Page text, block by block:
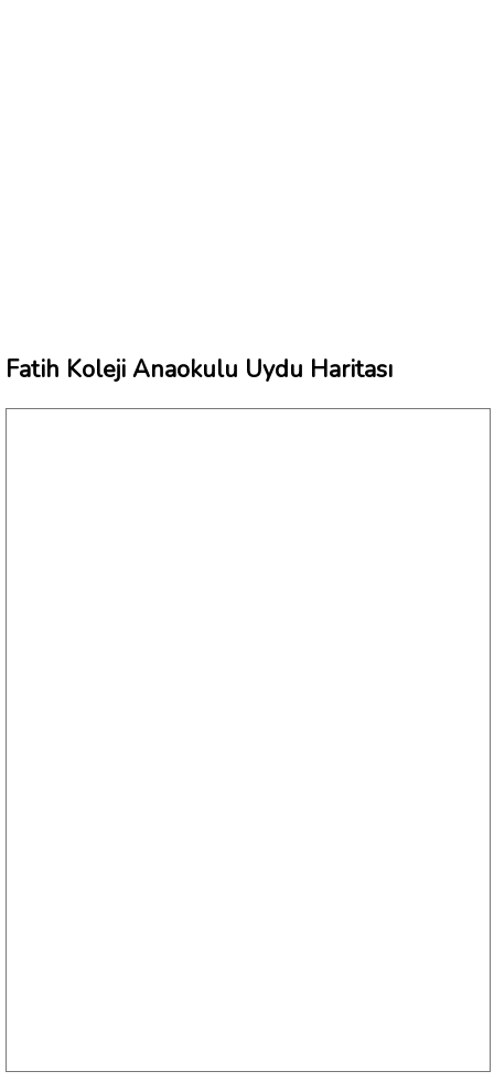
Fatih Koleji Anaokulu Uydu Haritası